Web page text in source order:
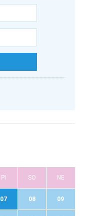
PI SO NE
07 08 09